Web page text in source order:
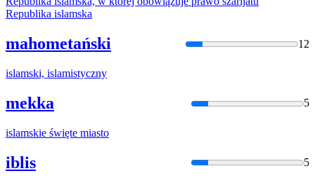
Republika islamska
mahometański 12
islamski, islamistyczny
mekka 5
islamskie święte miasto
iblis 5